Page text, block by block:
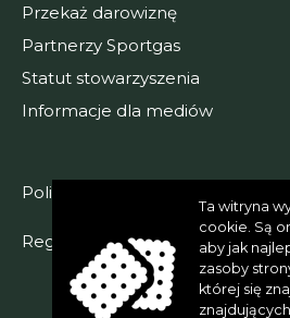
Przekaż darowiznę
Partnerzy Sportgas
Statut stowarzyszenia
Informacje dla mediów
Polityka prywatności
Regulamin serwisu
Ta witryna
cookie. Są
aby jak
zasoby
której się